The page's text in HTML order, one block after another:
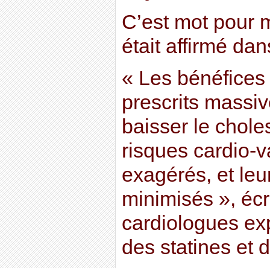
C’est mot pour
était affirmé
« Les
prescrits
baisser le
risques cardio-
exagérés, et
minimisés »,
cardiologues
des statines et